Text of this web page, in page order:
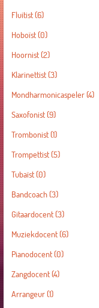
Fluitist(6)
Hoboïst(0)
Hoornist(2)
Klarinettist(3)
Mondharmonicaspeler(4)
Saxofonist(9)
Trombonist(1)
Trompettist(5)
Tubaïst(0)
Bandcoach(3)
Gitaardocent(3)
Muziekdocent(6)
Pianodocent(0)
Zangdocent(4)
Arrangeur(1)